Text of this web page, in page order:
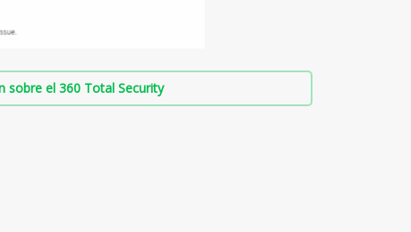
sobre el 360 Total Security